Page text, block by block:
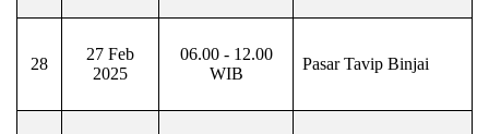
28
27 Feb
2025
06.00 - 12.00
WIB
Pasar Tavip Binjai